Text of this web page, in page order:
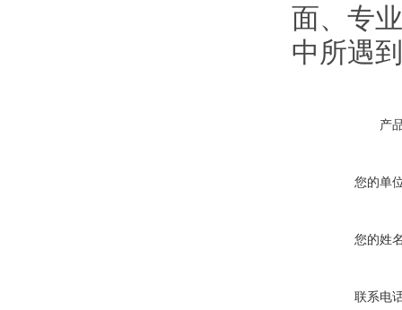
面、专
中所遇
产
您的单
您的姓
联系电